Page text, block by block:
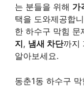
는 분들을 위해 가
택을 도와제공합
한 하수구 막힘 문
지 , 냄새 차단까지
알아보세요.
동춘1동 하수구